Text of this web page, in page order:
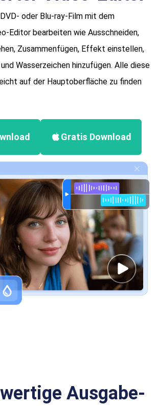
oder Blu-ray-Film mit dem
Editor bearbeiten wie Ausschneiden,
Zusammenfügen, Effekt einstellen,
Wasserzeichen hinzufügen. Alle diese
auf der Hauptoberfläche zu finden
Gratis Download
Ausgabe-